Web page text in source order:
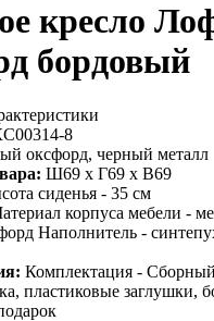
кресло
бордовый
8
оксфорд, черный металл
Ш69 х Г69 х В69
сиденья - 35 см
корпуса мебели -
Наполнитель -
Комплектация - Сборный
пластиковые заглушки,